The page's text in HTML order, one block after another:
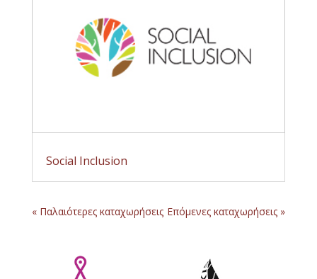
Social Inclusion
« Παλαιότερες καταχωρήσεις Επόμενες καταχωρήσεις »